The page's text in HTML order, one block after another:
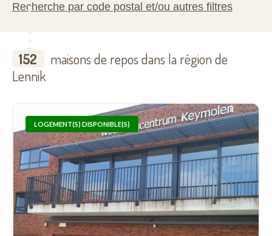
Recherche par code postal et/ou autres filtres
152
maisons de repos dans la région de
Lennik
LOGEMENT(S) DISPONIBLE(S)